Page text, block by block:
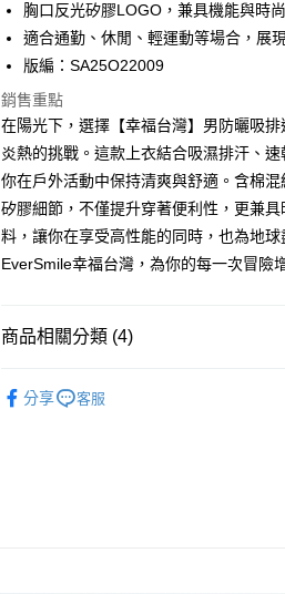
貨到付款
全家取貨付款
每筆NT$100，滿NT$699(含以上)免運費
付款後全家取貨
每筆NT$100，滿NT$699(含以上)免運費
萊爾富取貨付款
付款後萊爾富取貨
7-11取貨付款
胸口反光矽膠LOGO，兼具機能與時
適合通勤、休閒、輕運動等場合，展
版編：SA25O22009
銷售重點
在陽光下，選擇【幸福台灣】男防曬吸
炎熱的挑戰。這款上衣結合吸濕排汗、
你在戶外活動中保持清爽與舒適。含棉
矽膠細節，不僅提升穿著便利性，更兼
料，讓你在享受高性能的同時，也為地
EverSmile幸福台灣，為你的每一次冒險
商品相關分類 (4)
分享 客服